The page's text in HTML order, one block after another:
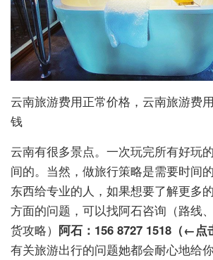
云南旅游费用正常价格，云南旅游费
钱
云南有很多景点。一次玩完所有好玩
间的。当然，做旅行策略是需要时间
东西给专业的人，如果想要了解更多
方面的问题，可以找阿石咨询（路线
货攻略） 阿石： 156 8727 1518 （←点
有关旅游出行的问题她都会耐心地给